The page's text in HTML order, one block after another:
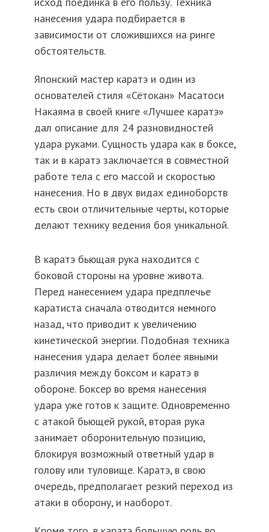
нанесения удара подбирается в
зависимости от сложившихся на ринге
обстоятельств.
Японский мастер каратэ и один из
основателей стиля «Сётокан» Масатоси
Накаяма в своей книге «Лучшее каратэ»
дал описание для 24 разновидностей
удара руками. Сущность удара как в боксе,
так и в каратэ заключается в совместной
работе тела с его массой и скоростью
нанесения. Но в двух видах единоборств
есть свои отличительные черты, которые
делают технику ведения боя уникальной.
В каратэ бьющая рука находится с
боковой стороны на уровне живота.
Перед нанесением удара предплечье
каратиста сначала отводится немного
назад, что приводит к увеличению
кинетической энергии. Подобная техника
нанесения удара делает более явными
различия между боксом и каратэ в
обороне. Боксер во время нанесения
удара уже готов к защите. Одновременно
с атакой бьющей рукой, вторая рука
занимает оборонительную позицию,
блокируя возможный ответный удар в
голову или туловище. Каратэ, в свою
очередь, предполагает резкий переход из
атаки в оборону, и наоборот.